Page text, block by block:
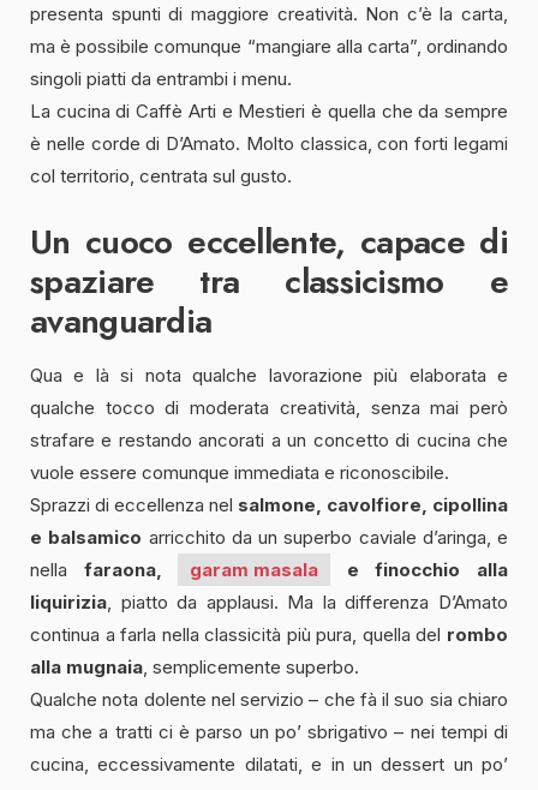
presenta spunti di maggiore creatività. Non c’è la carta,
ma è possibile comunque “mangiare alla carta”, ordinando
singoli piatti da entrambi i menu.
La cucina di Caffè Arti e Mestieri è quella che da sempre
è nelle corde di D’Amato. Molto classica, con forti legami
col territorio, centrata sul gusto.
Un cuoco eccellente, capace di
spaziare tra classicismo e
avanguardia
Qua e là si nota qualche lavorazione più elaborata e
qualche tocco di moderata creatività, senza mai però
strafare e restando ancorati a un concetto di cucina che
vuole essere comunque immediata e riconoscibile.
Sprazzi di eccellenza nel salmone, cavolfiore, cipollina
e balsamico arricchito da un superbo caviale d’aringa, e
nella faraona, garam masala
e finocchio alla
liquirizia , piatto da applausi. Ma la differenza D’Amato
continua a farla nella classicità più pura, quella del rombo
alla mugnaia , semplicemente superbo.
Qualche nota dolente nel servizio – che fà il suo sia chiaro
ma che a tratti ci è parso un po’ sbrigativo – nei tempi di
cucina, eccessivamente dilatati, e in un dessert un po’